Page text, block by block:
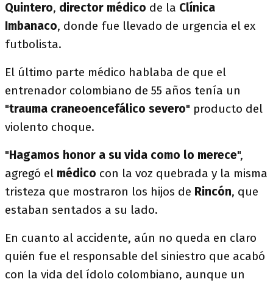
Quintero, director médico de la Clínica
Imbanaco, donde fue llevado de urgencia el ex
futbolista.
El último parte médico hablaba de que el
entrenador colombiano de 55 años tenía un
"trauma craneoencefálico severo" producto del
violento choque.
"Hagamos honor a su vida como lo merece",
agregó el médico con la voz quebrada y la misma
tristeza que mostraron los hijos de Rincón, que
estaban sentados a su lado.
En cuanto al accidente, aún no queda en claro
quién fue el responsable del siniestro que acabó
con la vida del ídolo colombiano, aunque un